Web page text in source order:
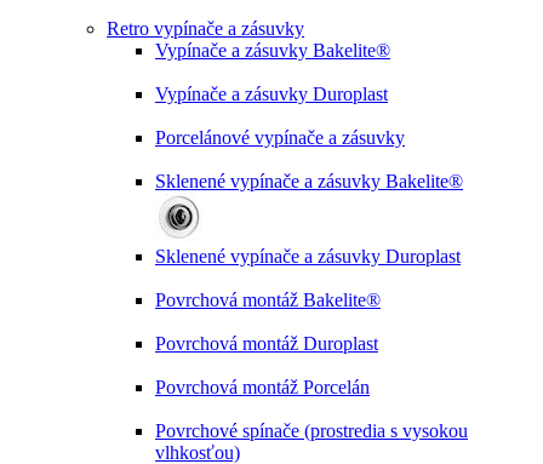
Retro vypínače a zásuvky
Vypínače a zásuvky Bakelite®
Vypínače a zásuvky Duroplast
Porcelánové vypínače a zásuvky
Sklenené vypínače a zásuvky Bakelite®
Sklenené vypínače a zásuvky Duroplast
Povrchová montáž Bakelite®
Povrchová montáž Duroplast
Povrchová montáž Porcelán
Povrchové spínače (prostredia s vysokou
vlhkosťou)